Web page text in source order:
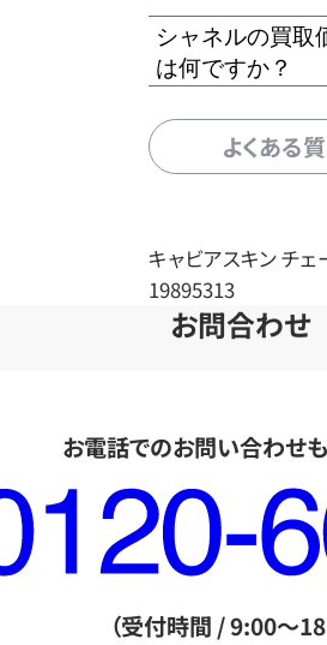
シャネルの買取
は何ですか？
よくある
キャビアスキン チェ
19895313
お問合わせ
お電話でのお問い合わせ
（受付時間 / 9:00～